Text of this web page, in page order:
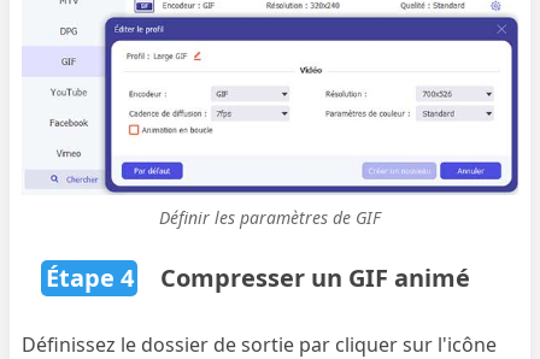
Définir les paramètres de GIF
Étape 4 Compresser un GIF animé
Définissez le dossier de sortie par cliquer sur l'icône